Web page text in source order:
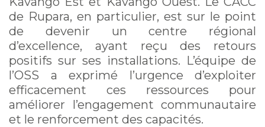
de Rupara, en particulier, est sur le point
de devenir un centre régional
d’excellence, ayant reçu des retours
positifs sur ses installations. L’équipe de
l’OSS a exprimé l’urgence d’exploiter
efficacement ces ressources pour
améliorer l’engagement communautaire
et le renforcement des capacités.